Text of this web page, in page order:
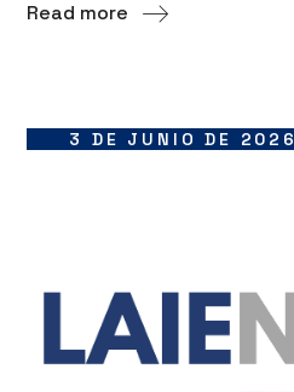
Read more
3 DE JUNIO DE 2026